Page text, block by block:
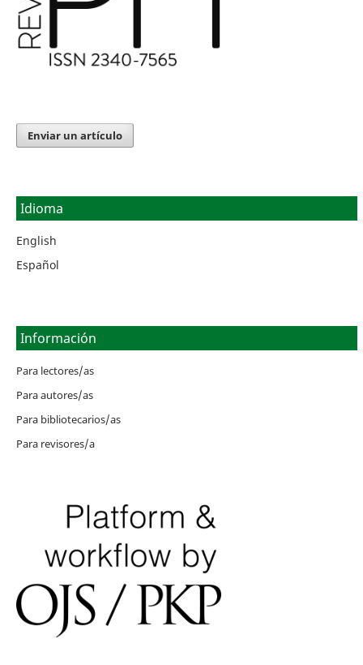
Enviar un artículo
Idioma
English
Español
Información
Para lectores/as
Para autores/as
Para bibliotecarios/as
Para revisores/a